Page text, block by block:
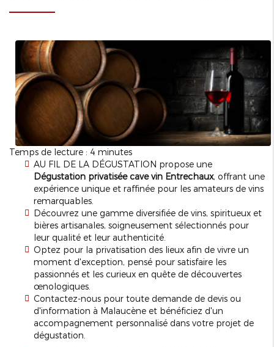
Temps de lecture : 4 minutes
AU FIL DE LA DÉGUSTATION propose une
Dégustation privatisée cave vin Entrechaux, offrant une
expérience unique et raffinée pour les amateurs de vins
remarquables.
Découvrez une gamme diversifiée de vins, spiritueux et
bières artisanales, soigneusement sélectionnés pour
leur qualité et leur authenticité.
Optez pour la privatisation des lieux afin de vivre un
moment d'exception, pensé pour satisfaire les
passionnés et les curieux en quête de découvertes
œnologiques.
Contactez-nous pour toute demande de devis ou
d'information à Malaucène et bénéficiez d'un
accompagnement personnalisé dans votre projet de
dégustation.